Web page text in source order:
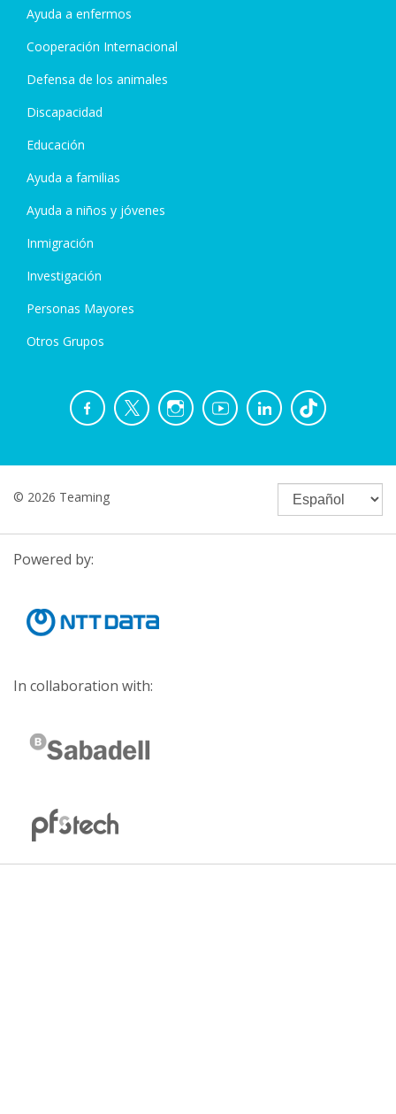
Ayuda a enfermos
Cooperación Internacional
Defensa de los animales
Discapacidad
Educación
Ayuda a familias
Ayuda a niños y jóvenes
Inmigración
Investigación
Personas Mayores
Otros Grupos
© 2026 Teaming
Powered by:
In collaboration with: